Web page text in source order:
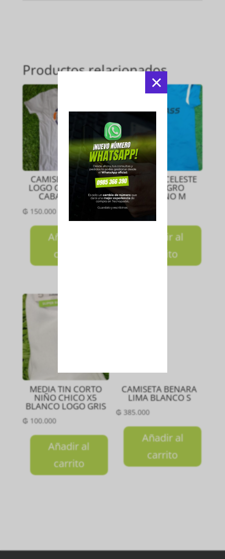
×
Productos relacionados
CAMISETA CIRCLE
LOGO GRIS CLARO
CABALLERO S
₲150.000
Añadir al
carrito
CAMISETA CELESTE
CON NEGRO
FEMENINO M
₲200.000
Añadir al
carrito
MEDIA TIN CORTO
NIÑO CHICO X5
BLANCO LOGO GRIS
₲100.000
Añadir al
carrito
CAMISETA BENARA
LIMA BLANCO S
₲ 385.000
Añadir al
carrito